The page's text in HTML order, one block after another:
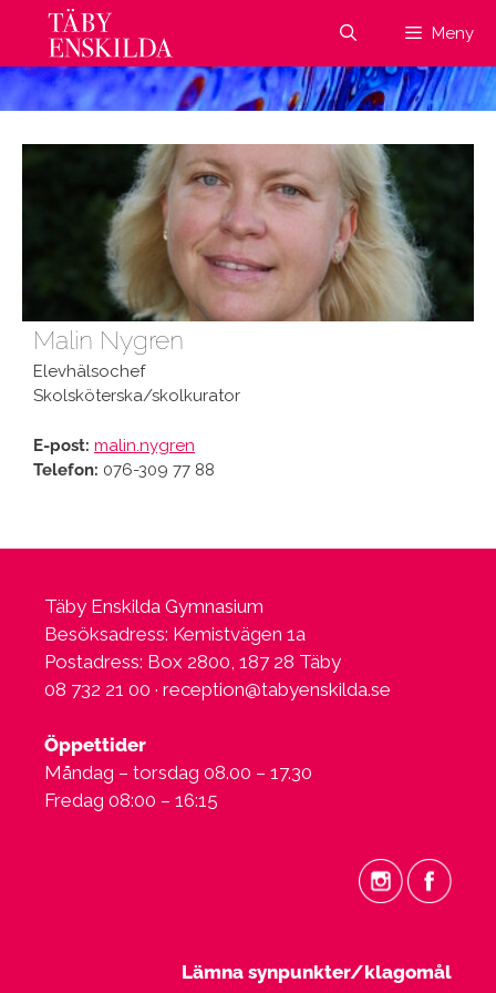
Hoppa
innehåll
Meny
Malin Nygren
Elevhälsochef
Skolsköterska/skolkurator
E-post: malin.nygren
Telefon: 076-309 77 88
Täby Enskilda Gymnasium
Besöksadress: Kemistvägen 1a
Postadress: Box 2800, 187 28 Täby
08 732 21 00 · reception@tabyenskilda.se
Öppettider
Måndag – torsdag 08.00 – 17.30
Fredag 08:00 – 16:15
Lämna synpunkter/klagomål